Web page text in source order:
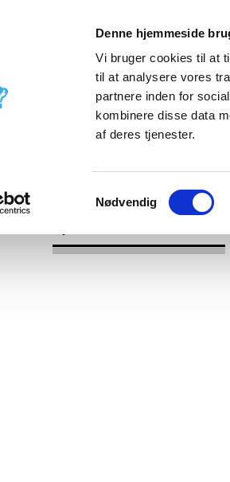
Denne hjemmeside
Vi bruger cookies til at
til at analysere vores
partnere inden for
kombinere disse data
af deres tjenester.
Samtykkevalg
Nødvendig
Godkendelse og